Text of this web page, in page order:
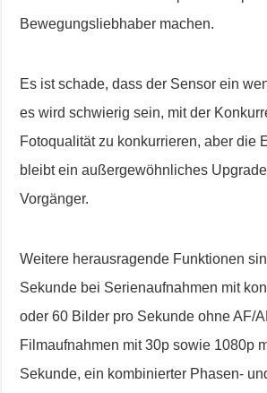
Bewegungsliebhaber machen.
Es ist schade, dass der Sensor ein
es wird schwierig sein, mit der
Fotoqualität zu konkurrieren, aber die
bleibt ein außergewöhnliches
Vorgänger.
Weitere herausragende Funktionen
Sekunde bei Serienaufnahmen mit
oder 60 Bilder pro Sekunde ohne AF/
Filmaufnahmen mit 30p sowie 1080p
Sekunde, ein kombinierter Phasen-